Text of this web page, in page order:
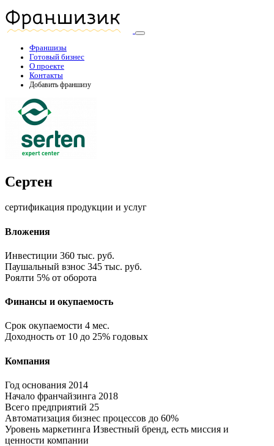
Франшизы
Готовый бизнес
О проекте
Контакты
Добавить франшизу
Сертен
сертификация продукции и услуг
Вложения
Инвестиции 360 тыс. руб.
Паушальный взнос 345 тыс. руб.
Роялти 5% от оборота
Финансы и окупаемость
Срок окупаемости 4 мес.
Доходность от 10 до 25% годовых
Компания
Год основания 2014
Начало франчайзинга 2018
Всего предприятий 25
Автоматизация бизнес процессов до 60%
Уровень маркетинга Известный бренд, есть миссия и
ценности компании